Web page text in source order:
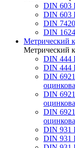
DIN 603
DIN 603
DIN
DIN
Метрический
Метрический
DIN 444
DIN 444
DIN
DIN
DIN
DIN 931
DIN 931